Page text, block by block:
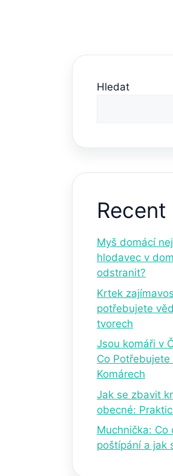
Hledat
Myš domácí
hlodavec v
odstranit?
Krtek
potřebujete
tvorech
Jsou komáři v
Co
Komárech
Jak se zbavit
obecné:
Muchnička: Co
poštípání a jak